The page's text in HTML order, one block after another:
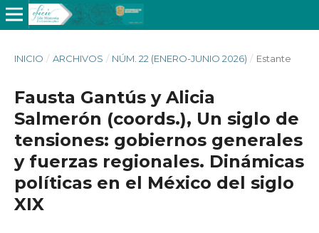
INICIO / ARCHIVOS / NÚM. 22 (ENERO-JUNIO 2026) / Estante
Fausta Gantús y Alicia
Salmerón (coords.), Un siglo de
tensiones: gobiernos generales
y fuerzas regionales. Dinámicas
políticas en el México del siglo
XIX